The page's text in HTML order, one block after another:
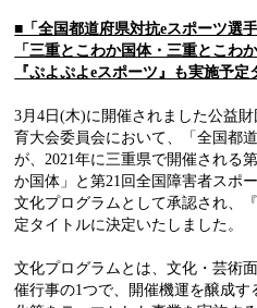
■「全国都道府県対抗eスポーツ選
「三重とこわか国体・三重とこわ
『ぷよぷよeスポーツ』も実施予定
3月4日(木)に開催されました公益
育大会委員会において、「全国都
が、2021年に三重県で開催される
か国体」と第21回全国障害者スポ
文化プログラムとして承認され、
定タイトルに決定いたしました。
文化プログラムとは、文化・芸術
催行事の1つで、開催機運を醸成